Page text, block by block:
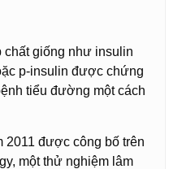
chất giống như insulin
p-insulin được chứng
tiểu đường một cách
2011 được công bố trên
một thử nghiệm lâm